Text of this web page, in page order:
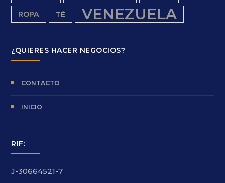
ROPA TÉ VENEZUELA
¿QUIERES HACER NEGOCIOS?
CONTACTO
INICIO
RIF:
J-30664521-7